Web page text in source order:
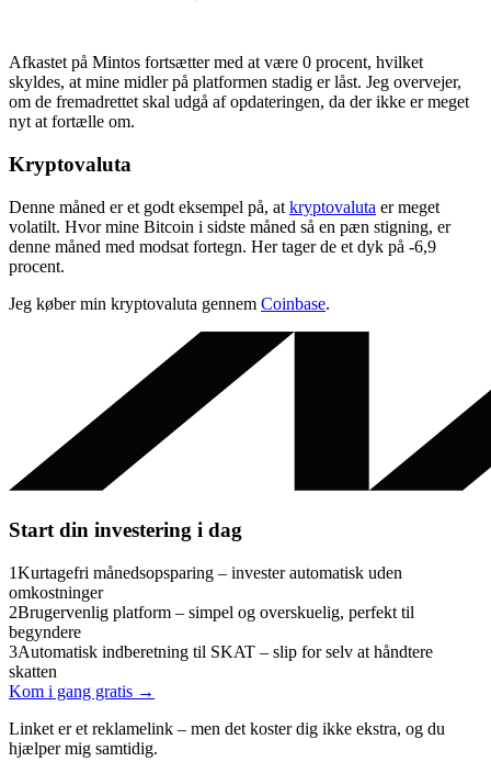
Afkastet på Mintos fortsætter med at være 0 procent, hvilket
skyldes, at mine midler på platformen stadig er låst. Jeg overvejer,
om de fremadrettet skal udgå af opdateringen, da der ikke er meget
nyt at fortælle om.
Kryptovaluta
Denne måned er et godt eksempel på, at kryptovaluta er meget
volatilt. Hvor mine Bitcoin i sidste måned så en pæn stigning, er
denne måned med modsat fortegn. Her tager de et dyk på -6,9
procent.
Jeg køber min kryptovaluta gennem Coinbase.
Start din investering i dag
1Kurtagefri månedsopsparing – invester automatisk uden
omkostninger
2Brugervenlig platform – simpel og overskuelig, perfekt til
begyndere
3Automatisk indberetning til SKAT – slip for selv at håndtere
skatten
Kom i gang gratis →
Linket er et reklamelink – men det koster dig ikke ekstra, og du
hjælper mig samtidig.